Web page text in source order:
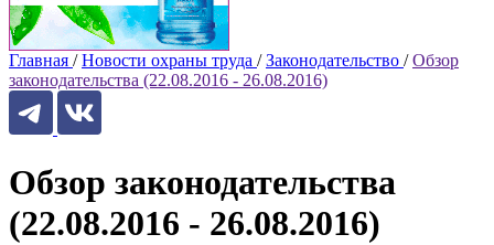
Главная / Новости охраны труда / Законодательство / Обзор
законодательства (22.08.2016 - 26.08.2016)
Обзор законодательства
(22.08.2016 - 26.08.2016)